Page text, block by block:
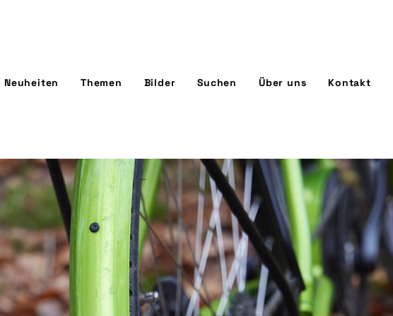
Neuheiten Themen Bilder Suchen Über uns Kontakt